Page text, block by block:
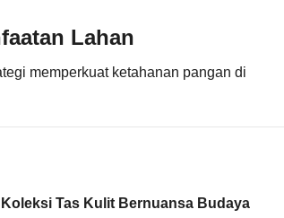
Lahan
memperkuat ketahanan pangan di
Tas Kulit Bernuansa Budaya